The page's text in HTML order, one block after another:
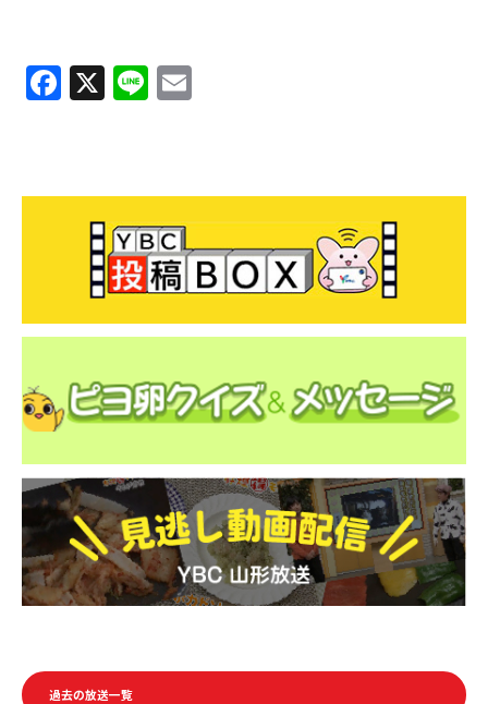
F
e
k
X Li
l
過去の放送一覧